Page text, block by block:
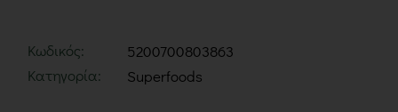
Κωδικός:
5200700803863
Κατηγορία:
Superfoods